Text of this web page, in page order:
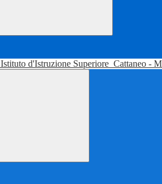
Istituto d'Istruzione Superiore Cattaneo -